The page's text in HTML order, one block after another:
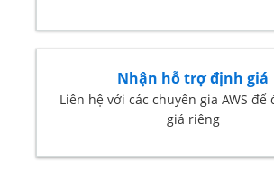
trên mỗi một triệu sự kiện)
Tổng cộng = 600 USD mỗi tháng
Ẩn bớt
Nhận hỗ trợ định giá
Liên hệ với các chuyên gia AWS để
giá riêng